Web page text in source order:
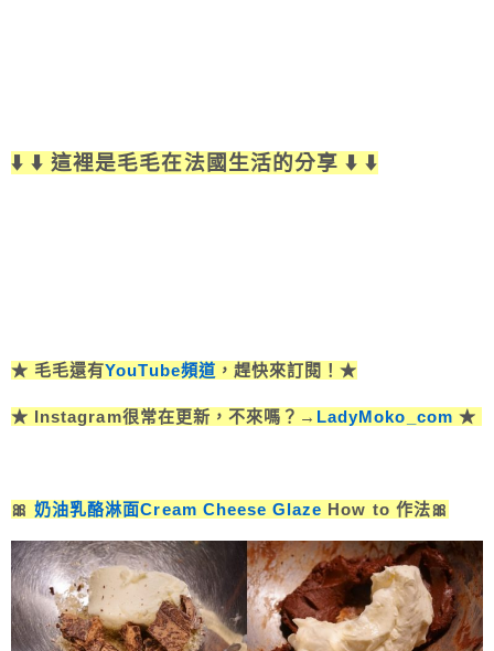
⬇️ ⬇️ 這裡是毛毛在法國生活的分享 ⬇️ ⬇️
★ 毛毛還有YouTube頻道 ，趕快來訂閱！★
★ Instagram很常在更新，不來嗎？→ LadyMoko_com ★
🎀奶油乳酪淋面Cream Cheese Glaze How to 作法🎀